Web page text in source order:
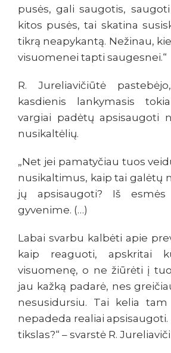
pusės, gali saugotis,
kitos pusės, tai skatina
tikrą neapykantą. Nežinau,
visuomenei tapti saugesnei.“
R. Jureliavičiūtė
kasdienis lankymasis
vargiai padėtų apsisaugoti
nusikaltėlių.
„Net jei pamatyčiau tuos
nusikaltimus, kaip tai galėtų
jų apsisaugoti? Iš
gyvenime. (…)
Labai svarbu kalbėti apie
kaip reaguoti, apskritai
visuomenę, o ne žiūrėti į
jau kažką padarė, nes
nesusidursiu. Tai kelia
nepadeda realiai
tikslas?“ – svarstė R.